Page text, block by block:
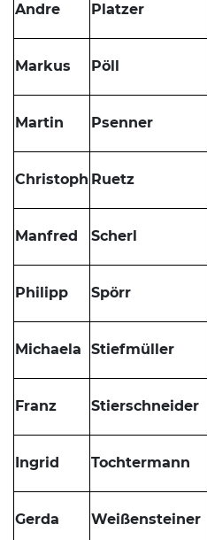
Andre Platzer
Markus Pöll
Martin Psenner
Christoph Ruetz
Manfred Scherl
Philipp Spörr
Michaela Stiefmüller
Franz Stierschneider
Ingrid Tochtermann
Gerda Weißensteiner